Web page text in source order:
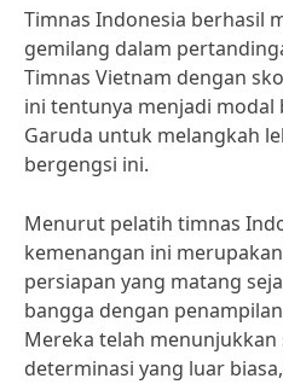
Timnas Indonesia berhasil
gemilang dalam
Timnas Vietnam dengan
ini tentunya menjadi modal
Garuda untuk melangkah
bergengsi ini.
Menurut pelatih timnas
kemenangan ini
persiapan yang matang
bangga dengan
Mereka telah menunjukkan
determinasi yang luar